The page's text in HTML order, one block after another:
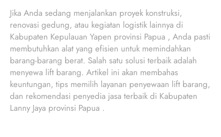
Jika Anda sedang menjalankan proyek konstruksi,
renovasi gedung, atau kegiatan logistik lainnya di
Kabupaten Kepulauan Yapen provinsi Papua , Anda pasti
membutuhkan alat yang efisien untuk memindahkan
barang-barang berat. Salah satu solusi terbaik adalah
menyewa lift barang. Artikel ini akan membahas
keuntungan, tips memilih layanan penyewaan lift barang,
dan rekomendasi penyedia jasa terbaik di Kabupaten
Lanny Jaya provinsi Papua .